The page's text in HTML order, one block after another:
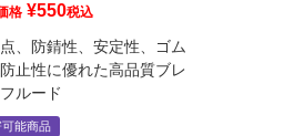
格 ¥550税込
、防錆性、安定性、ゴム
止性に優れた高品質ブレ
ルード
能商品